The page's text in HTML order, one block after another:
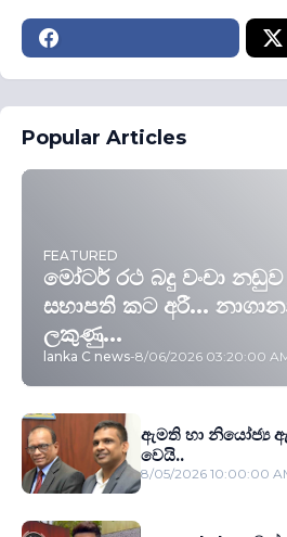
Popular Articles
FEATURED
මෝටර් රථ බදු වංචා
සභාපති කට අරී...
ලකුණු...
lanka C news-8/06/2026 03:20:00
ඇමති හා නියෝජ්‍ය
වෙයි..
8/05/2026 10:00:00